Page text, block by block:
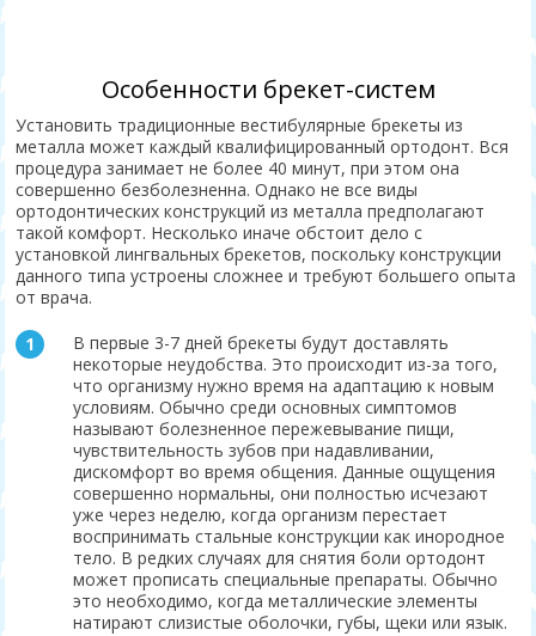
Особенности брекет-систем
Установить традиционные вестибулярные брекеты из
металла может каждый квалифицированный ортодонт. Вся
процедура занимает не более 40 минут, при этом она
совершенно безболезненна. Однако не все виды
ортодонтических конструкций из металла предполагают
такой комфорт. Несколько иначе обстоит дело с
установкой лингвальных брекетов, поскольку конструкции
данного типа устроены сложнее и требуют большего опыта
от врача.
В первые 3-7 дней брекеты будут доставлять
некоторые неудобства. Это происходит из-за того,
что организму нужно время на адаптацию к новым
условиям. Обычно среди основных симптомов
называют болезненное пережевывание пищи,
чувствительность зубов при надавливании,
дискомфорт во время общения. Данные ощущения
совершенно нормальны, они полностью исчезают
уже через неделю, когда организм перестает
воспринимать стальные конструкции как инородное
тело. В редких случаях для снятия боли ортодонт
может прописать специальные препараты. Обычно
это необходимо, когда металлические элементы
натирают слизистые оболочки, губы, щеки или язык.